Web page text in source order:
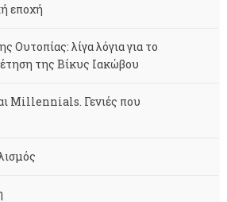
εποχή
Ουτοπίας: λίγα λόγια για το
της Βίκυς Ιακώβου
Millennials. Γενιές που